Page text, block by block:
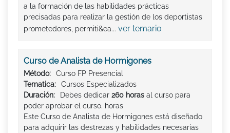
a la formación de las habilidades prácticas
precisadas para realizar la gestión de los deportistas
prometedores, permiti&ea... ver temario
Curso de Analista de Hormigones
Método:
Curso FP Presencial
Tematica:
Cursos Especializados
Duración:
Debes dedicar 260 horas al curso para
poder aprobar el curso. horas
Este Curso de Analista de Hormigones está diseñado
para adquirir las destrezas y habilidades necesarias